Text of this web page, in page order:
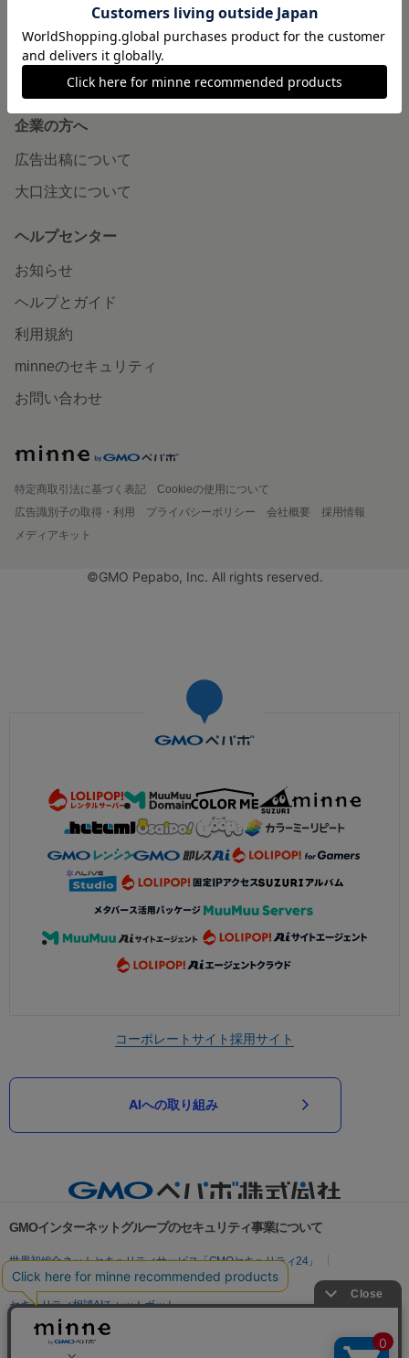
minne学習帖
ニュース
minneの本
企業の方へ
広告出稿について
大口注文について
ヘルプセンター
お知らせ
ヘルプとガイド
利用規約
minneのセキュリティ
お問い合わせ
特定商取引法に基づく表記
Cookieの使用について
広告識別子の取得・利用
プライバシーポリシー 会社概要
採用情報
メディアキット
©GMO Pepabo, Inc. All rights reserved.
コーポレートサイト採用サイト
AIへの取り組み
GMOインターネットグループのセキュリティ事業について
世界初総合ネットセキュリティサービス「GMOセキュリティ24」
パスワード漏洩診断
Webサイトリスク診断
セキュリティ相談AIチャットボット
実在証明・盗聴対策